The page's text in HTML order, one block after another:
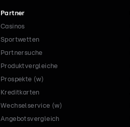
Partner
Casinos
Sportwetten
Partnersuche
Produktvergleiche
Prospekte (w)
Kreditkarten
Wechselservice (w)
Angebotsvergleich